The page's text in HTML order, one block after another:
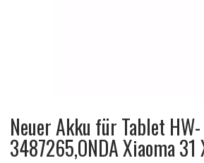
Neuer Akku für Tablet HW-
3487265,ONDA Xiaoma 31